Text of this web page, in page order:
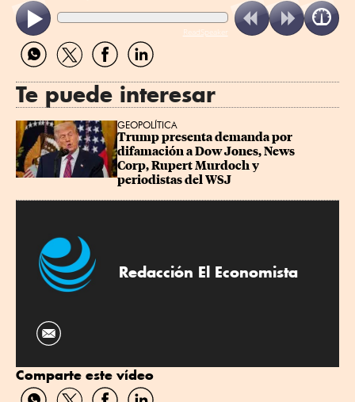
ReadSpeaker
Compartir
por
Compartir
por
Compartir
por
Compartir
por
Te puede interesar
GEOPOLÍTICA
Trump presenta demanda por
difamación a Dow Jones, News
Corp, Rupert Murdoch y
periodistas del WSJ
Redacción El Economista
Comparte este vídeo